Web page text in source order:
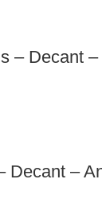
– Decant
Decant –